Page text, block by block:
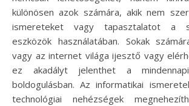
különösen azok számára, akik nem
ismereteket vagy tapasztalatot a
eszközök használatában. Sokak
vagy az internet világa ijesztő vagy
ez akadályt jelenthet a
boldogulásban. Az informatikai
technológiai nehézségek